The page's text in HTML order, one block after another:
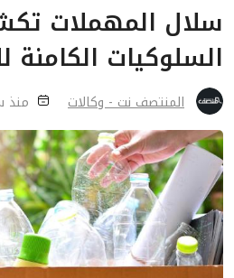
سلال المهملات
السلوكيات
المنتصف نت - وكالات منذ